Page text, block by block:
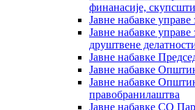
финанасије,
Јавне набавке управе
Јавне набавке
друштвене
Јавне набавке
Јавне набавке
Јавне набавке
правобранилаштва
Јавне набавке СО